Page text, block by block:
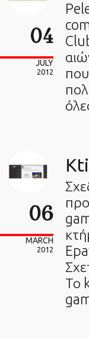
04
JULY
2012
06
MARCH
2012
Το